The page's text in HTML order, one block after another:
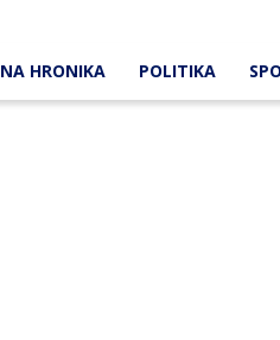
HRONIKA POLITIKA